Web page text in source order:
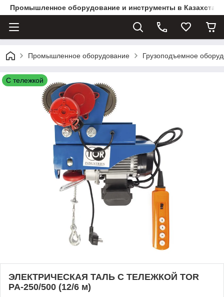
Промышленное оборудование и инструменты в
Промышленное оборудование Грузоподъемное
С тележкой
ЭЛЕКТРИЧЕСКАЯ ТАЛЬ С ТЕЛЕЖКОЙ TOR
PA-250/500 (12/6 м)